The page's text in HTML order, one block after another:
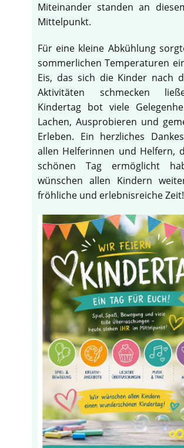
Miteinander standen an
Mittelpunkt.
Für eine kleine Abkühlung
sommerlichen Temperaturen
Eis, das sich die Kinder nach
Aktivitäten schmecken
Kindertag bot viele
Lachen, Ausprobieren und
Erleben. Ein herzliches
allen Helferinnen und Helfern,
schönen Tag ermöglicht
wünschen allen Kindern
fröhliche und erlebnisreiche Zeit!